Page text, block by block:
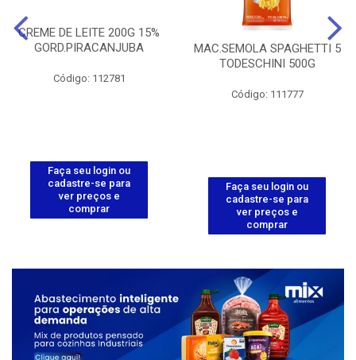
CREME DE LEITE 200G 15%
GORD.PIRACANJUBA
Código: 112781
Faça seu login ou
cadastre-se para
ver preços e
comprar
MAC.SEMOLA SPAGHETTI 5
TODESCHINI 500G
Código: 111777
Faça seu login ou
cadastre-se para
ver preços e
comprar